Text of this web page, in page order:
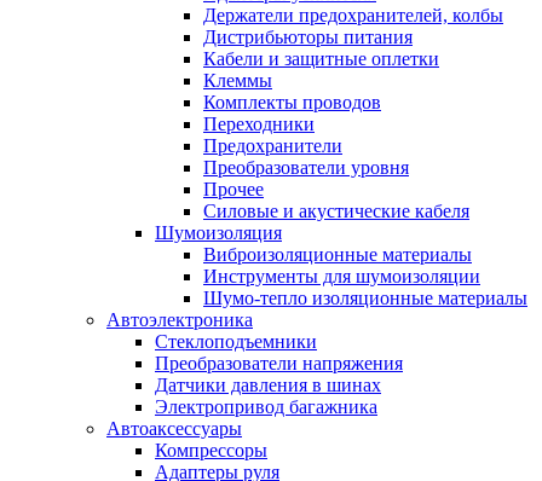
Держатели предохранителей, колбы
Дистрибьюторы питания
Кабели и защитные оплетки
Клеммы
Комплекты проводов
Переходники
Предохранители
Преобразователи уровня
Прочее
Силовые и акустические кабеля
Шумоизоляция
Виброизоляционные материалы
Инструменты для шумоизоляции
Шумо-тепло изоляционные материалы
Автоэлектроника
Стеклоподъемники
Преобразователи напряжения
Датчики давления в шинах
Электропривод багажника
Автоаксессуары
Компрессоры
Адаптеры руля